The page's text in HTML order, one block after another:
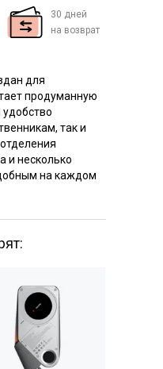
30 дней
на возврат
для
продуманную
так и
и несколько
на каждом